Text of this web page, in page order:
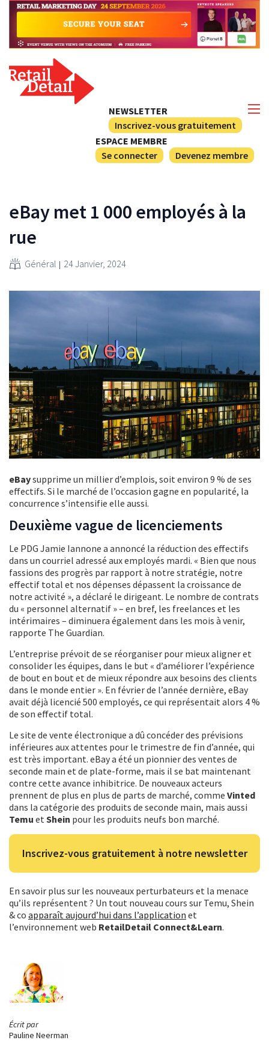
NEWSLETTER
Inscrivez-vous gratuitement
ESPACE MEMBRE
Se connecter
Devenez membre
Écrit par
Pauline Neerman
eBay met 1 000 employés à la
rue
Général 24 Janvier, 2024
eBaysupprime un millier d’emplois, soit environ 9 % de ses
effectifs. Si le marché de l’occasion gagne en popularité, la
concurrence s’intensifie elle aussi.
Deuxième vague de licenciements
Le PDG Jamie Iannone a annoncé la réduction des effectifs
dans un courriel adressé aux employés mardi. « Bien que nous
fassions des progrès par rapport à notre stratégie, notre
effectif total et nos dépenses dépassent la croissance de
notre activité », a déclaré le dirigeant. Le nombre de contrats
du « personnel alternatif » – en bref, les freelances et les
intérimaires – diminuera également dans les mois à venir,
rapporte The Guardian.
L’entreprise prévoit de se réorganiser pour mieux aligner et
consolider les équipes, dans le but « d’améliorer l’expérience
de bout en bout et de mieux répondre aux besoins des clients
dans le monde entier ». En février de l’année dernière, eBay
avait déjà licencié 500 employés, ce qui représentait alors 4 %
de son effectif total.
Le site de vente électronique a dû concéder des prévisions
inférieures aux attentes pour le trimestre de fin d’année, qui
est très important. eBay a été un pionnier des ventes de
seconde main et de plate-forme, mais il se bat maintenant
contre cette avance inhibitrice. De nouveaux acteurs
prennent de plus en plus de parts de marché, comme Vinted
dans la catégorie des produits de seconde main, mais aussi
Temu et Shein pour les produits neufs bon marché.
Inscrivez-vous gratuitement à notre newsletter
En savoir plus sur les nouveaux perturbateurs et la menace
qu’ils représentent ? Un tout nouveau cours sur Temu, Shein
& co apparaît aujourd’hui dans l’application et
l’environnement web RetailDetail Connect&Learn.